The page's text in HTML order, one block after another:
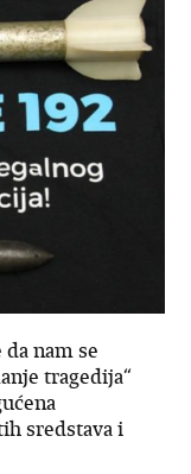
nam se
tragedija“
sredstava i